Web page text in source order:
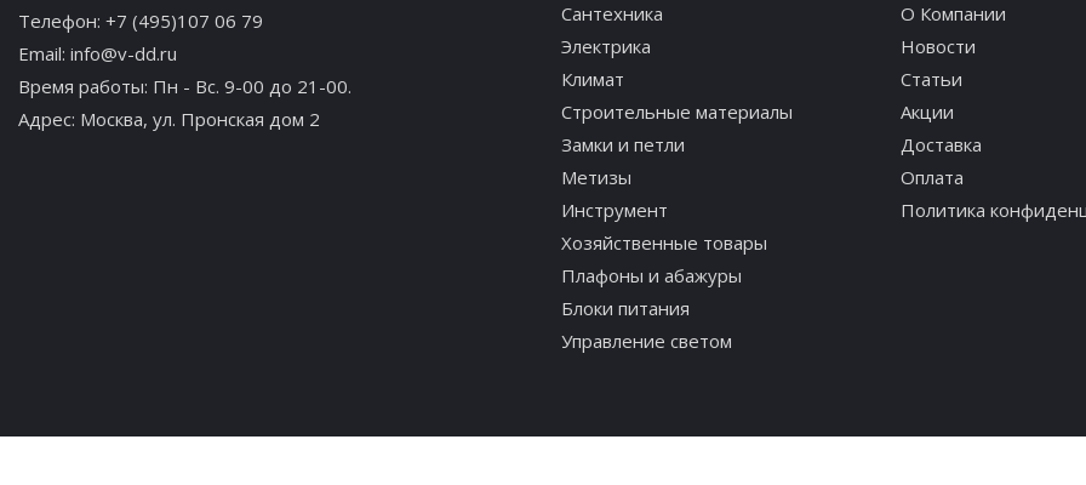
Телефон: +7 (495)107 06 79
Email: info@v-dd.ru
Время работы: Пн - Вс. 9-00 до 21-00.
Адрес: Москва, ул. Пронская дом 2
Сантехника
Электрика
Климат
Строительные материалы
Замки и петли
Метизы
Инструмент
Хозяйственные товары
Плафоны и абажуры
Блоки питания
Управление светом
О Компании
Новости
Статьи
Акции
Доставка
Оплата
Политика